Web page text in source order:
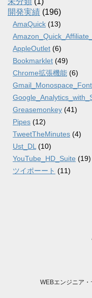
開発実績 (196)
AmaQuick (13)
AppleOutlet (6)
Bookmarklet (49)
Chrome拡張機能 (6)
Gmail_Monospace_Font
Greasemonkey (41)
Pipes (12)
TweetTheMinutes (4)
Ust_DL (10)
YouTube_HD_Suite (19)
ツイポーート (11)
WEBエンジニア